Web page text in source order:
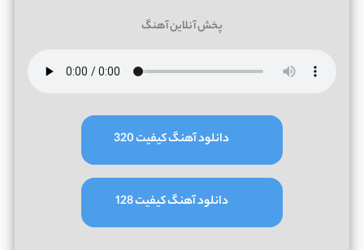
پخش آنلاین آهنگ
دانلود آهنگ کیفیت 320
دانلود آهنگ کیفیت 128